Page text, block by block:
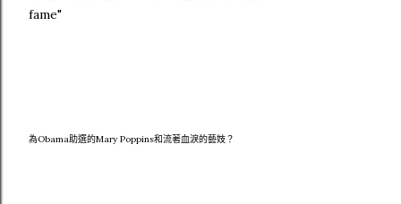
fame"
為Obama助選的Mary Poppins和流著血淚的藝妓？